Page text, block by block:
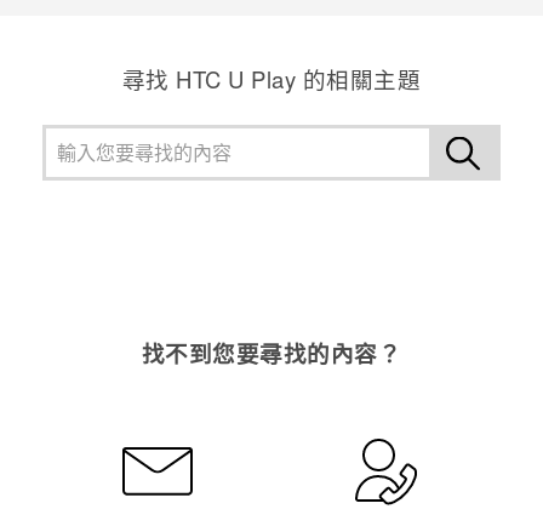
尋找 HTC U Play 的相關主題
找不到您要尋找的內容？